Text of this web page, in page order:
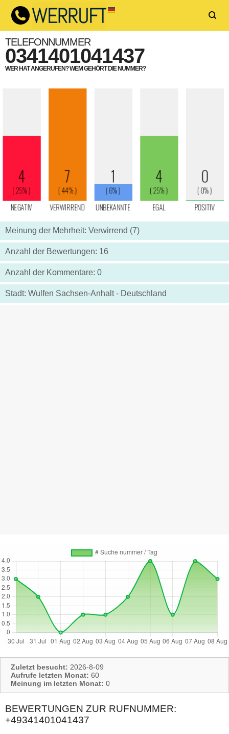
TELEFONNUMMER
0341401041437
WER HAT ANGERUFEN? WEM GEHÖRT DIE NUMMER?
Meinung der Mehrheit: Verwirrend (7)
Anzahl der Bewertungen: 16
Anzahl der Kommentare: 0
Stadt: Wulfen Sachsen-Anhalt - Deutschland
Zuletzt besucht: 2026-8-09
Aufrufe letzten Monat: 60
Meinung im letzten Monat: 0
BEWERTUNGEN ZUR RUFNUMMER:
+49341401041437